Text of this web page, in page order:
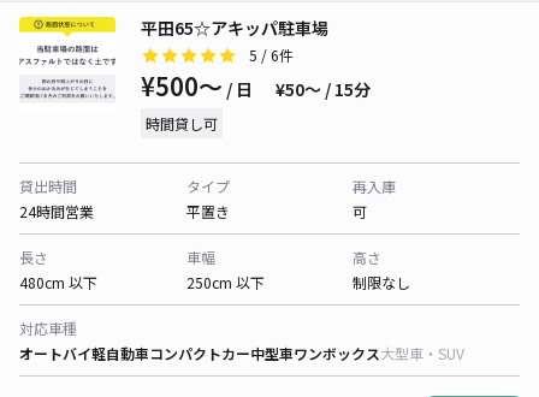
平田65☆アキッパ駐車場
5 / 6件
¥500〜 / 日 ¥50〜 / 15分
時間貸し可
貸出時間
24時間営業
タイプ
平置き
再入庫
可
長さ
480cm 以下
車幅
250cm 以下
高さ
制限なし
対応車種
オートバイ軽自動車コンパクトカー中型車ワンボックス大型車・SUV